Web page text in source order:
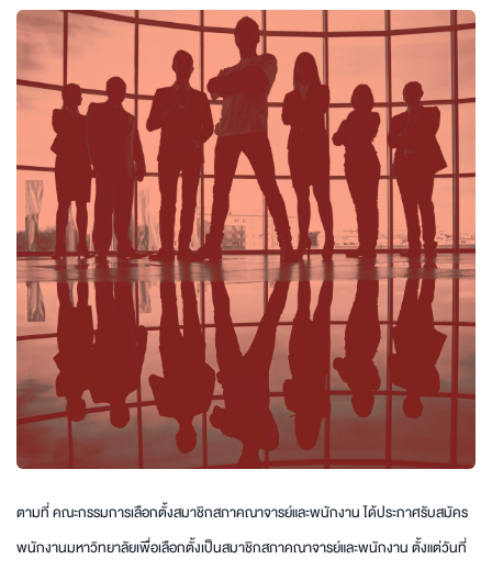
ตามที่ คณะกรรมการเลือกตั้งสมาชิกสภาคณาจารย์และพนักงาน ได้ประกาศรับสมัคร
พนักงานมหาวิทยาลัยเพื่อเลือกตั้งเป็นสมาชิกสภาคณาจารย์และพนักงาน ตั้งแต่วันที่